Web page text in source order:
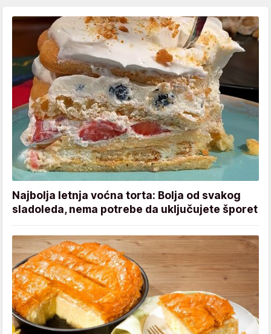
Najbolja letnja voćna torta: Bolja od svakog
sladoleda, nema potrebe da uključujete šporet